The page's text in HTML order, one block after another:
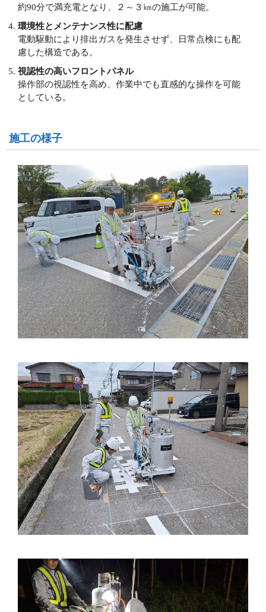
約90分で満充電となり、２～３㎞の施工が可能。
環境性とメンテナンス性に配慮
電動駆動により排出ガスを発生させず、日常点検にも配
慮した構造である。
視認性の高いフロントパネル
操作部の視認性を高め、作業中でも直感的な操作を可能
としている。
施工の様子